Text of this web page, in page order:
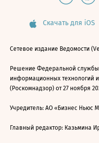
Скачать для iOS
Сетевое издание Ведомости
Решение Федеральной
информационных технологий
(Роскомнадзор) от 27 ноября
Учредитель: АО «Бизнес Ньюс
Главный редактор: Казьмина